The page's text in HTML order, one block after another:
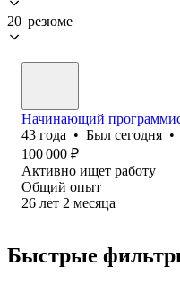
20 резюме
Начинающий
43 года • Был сегодня •
100 000 ₽
Активно ищет работу
Общий опыт
26 лет 2 месяца
Быстрые